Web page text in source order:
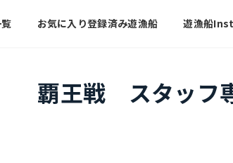
お気に入り登録済み遊漁船 遊漁船
覇王戦 スタッフ